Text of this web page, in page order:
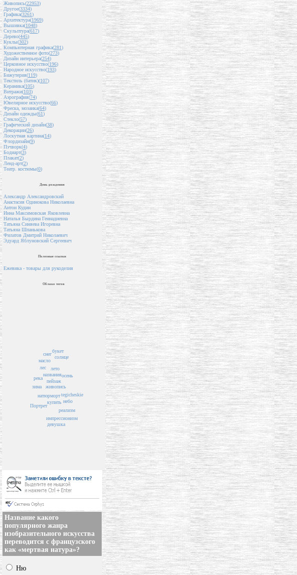
Живопись(22953)
Другое(3334)
Графика(3261)
Архитектура(1969)
Вышивка(1048)
Скульптура(617)
Дерево(445)
Куклы(302)
Компьютерная графика(281)
Художественное фото(273)
Дизайн интерьера(254)
Церковное искусство(196)
Народное искусство(193)
Бижутерия(119)
Текстиль (батик)(107)
Керамика(105)
Витражи(103)
Аэрография(74)
Ювелирное искусство(66)
Фреска, мозаика(64)
Дизайн одежды(61)
Стекло(57)
Графический дизайн(38)
Декорации(26)
Лоскутная картина(14)
Флордизайн(9)
Пэчворк(4)
Бодиарт(3)
Плакат(2)
Ленд-арт(2)
Театр. костюмы(0)
День рождения
Александр Александровский
Анастасия Одинокова Николаевна
Антон Кудин
Инна Максимовская Яковлевна
Наталья Бырдина Геннадиевна
Татьяна Синяева Игоревна
Татьяна Шпанькова
Филатов Дмитрий Николаевич
Эдуард Яблуновский Сергеевич
Полезные ссылки
Ежевика - товары для рукоделия
Облако тегов
пейзаж
названия
живопись
лето
натюрморт
купить
солнце
лес
зима
осень
букет
масло
река
снег
tegicheskie
реализм
небо
импрессионизм
Портрет
девушка
Название какого
популярного жанра
изобразительного искусства
переводится с французского
как «мертвая натура»?
Ню